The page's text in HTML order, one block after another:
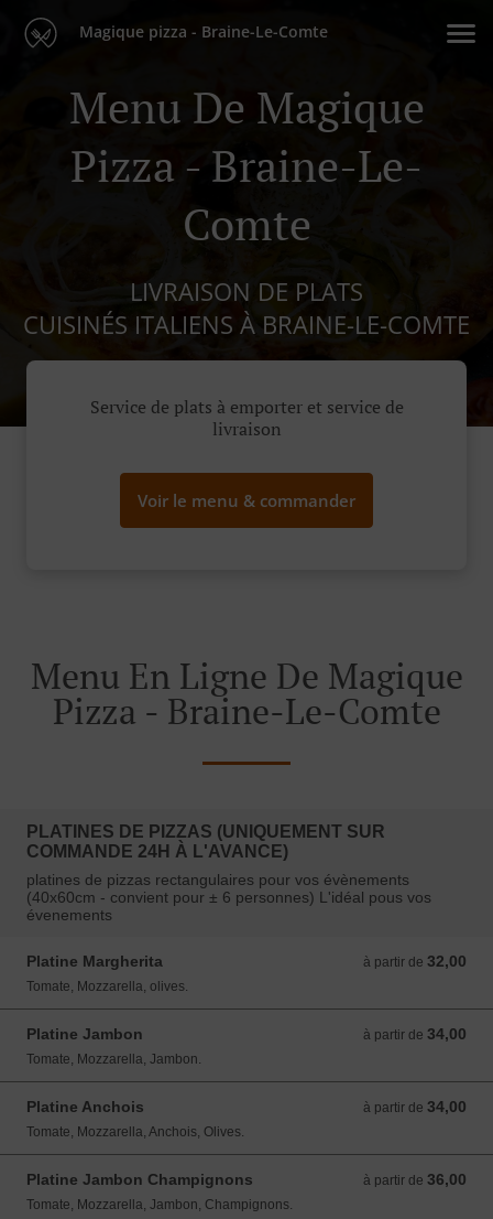
Magique pizza - Braine-Le-Comte
Menu De Magique
Pizza - Braine-Le-
Comte
LIVRAISON DE PLATS
CUISINÉS ITALIENS À BRAINE-LE-COMTE
Service de plats à emporter et service de
livraison
Voir le menu & commander
Menu En Ligne De Magique
Pizza - Braine-Le-Comte
PLATINES DE PIZZAS (UNIQUEMENT SUR
COMMANDE 24H À L'AVANCE)
platines de pizzas rectangulaires pour vos évènements
(40x60cm - convient pour ± 6 personnes) L'idéal pous vos
évenements
Platine Margherita à partir de 32,00
à partir de 32,00 EUR
Tomate, Mozzarella, olives.
Platine Jambon à partir de 34,00
à partir de 34,00 EUR
Tomate, Mozzarella, Jambon.
Platine Anchois à partir de 34,00
à partir de 34,00 EUR
Tomate, Mozzarella, Anchois, Olives.
Platine Jambon Champignons à partir de 36,00
à partir de 36,00 EUR
Tomate, Mozzarella, Jambon, Champignons.